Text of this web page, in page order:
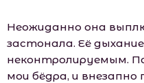
Неожиданно она
застонала. Её
неконтролируемым.
мои бёдра, и внезапно